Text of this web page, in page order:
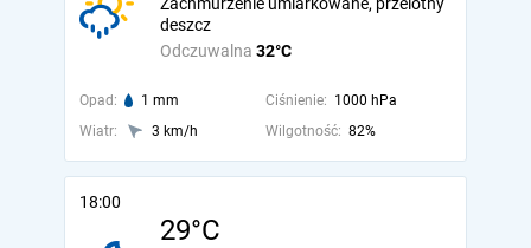
Odczuwalna 32°C
deszcz
Opad: 1 mm Ciśnienie: 1000 hPa
Wiatr:
3 km/h Wilgotność: 82%
18:00
29°C